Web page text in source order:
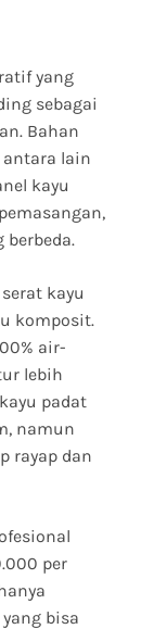
yang
sebagai
Bahan
lain
kayu
kayu
komposit.
air-
lebih
padat
namun
rayap dan
per
bisa